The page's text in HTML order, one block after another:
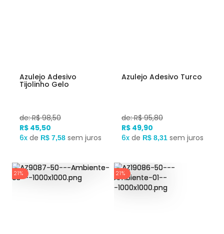
Azulejo Adesivo
Tijolinho Gelo
de: R$ 98,50
R$ 45,50
6x de R$ 7,58 sem juros
Azulejo Adesivo Turco
de: R$ 95,80
R$ 49,90
6x de R$ 8,31 sem juros
21% 21%